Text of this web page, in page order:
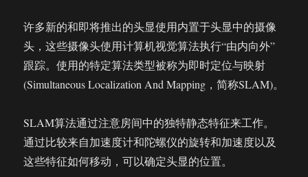
许多新的和即将推出的头显使用内置于头显中的摄像
头，这些摄像头使用计算机视觉算法执行“由内向外”
跟踪。使用的特定算法类型被称为即时定位与映射
(Simultaneous Localization And Mapping，简称SLAM)。
SLAM算法通过注意房间中的独特静态特征来工作。
通过比较来自加速度计和陀螺仪的旋转和加速度以及
这些特征如何移动，可以确定头显的位置。